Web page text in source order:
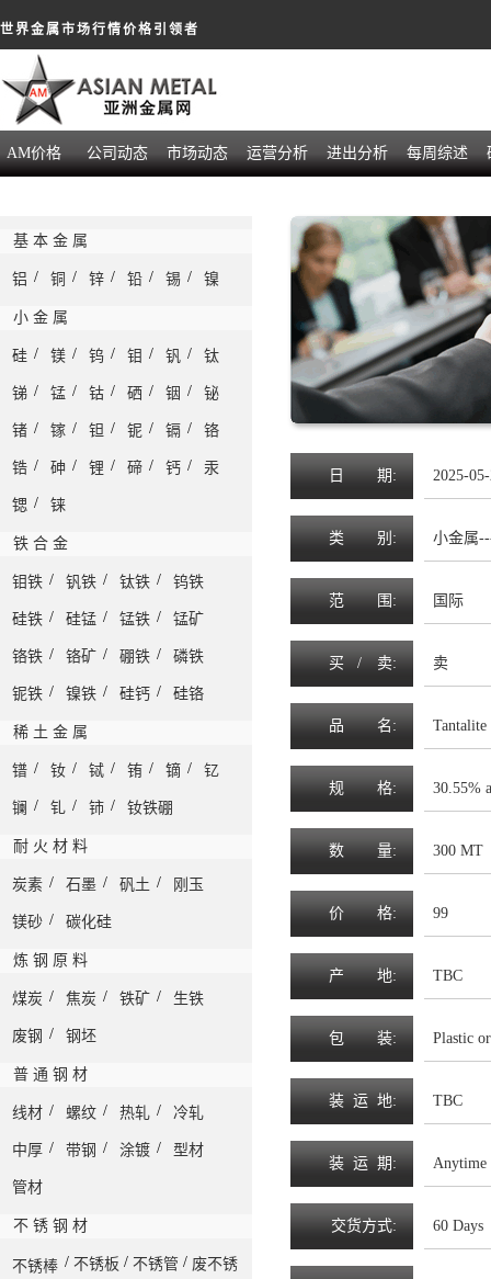
世界金属市场行情价格引领者
AM价格 公司动态 市场动态 运营分析 进出分析 每周综述
基 本 金 属
铝 / 铜 / 锌 / 铅 / 锡 / 镍
小 金 属
硅 / 镁 / 钨 / 钼 / 钒 / 钛
锑 / 锰 / 钴 / 硒 / 铟 / 铋
锗 / 镓 / 钽 / 铌 / 镉 / 铬
锆 / 砷 / 锂 / 碲 / 钙 / 汞
锶 / 铼
铁 合 金
钼铁 / 钒铁 / 钛铁 / 钨铁
硅铁 / 硅锰 / 锰铁 / 锰矿
铬铁 / 铬矿 / 硼铁 / 磷铁
铌铁 / 镍铁 / 硅钙 / 硅铬
稀 土 金 属
镨 / 钕 / 铽 / 铕 / 镝 / 钇
镧 / 钆 / 铈 / 钕铁硼
耐 火 材 料
炭素 / 石墨 / 矾土 / 刚玉
镁砂 / 碳化硅
炼 钢 原 料
煤炭 / 焦炭 / 铁矿 / 生铁
废钢 / 钢坯
普 通 钢 材
线材 / 螺纹 / 热轧 / 冷轧
中厚 / 带钢 / 涂镀 / 型材
管材
不 锈 钢 材
不锈棒 / 不锈板 / 不锈管 / 废不锈
日 期: 2025-
类 别: 小金属
范 围 : 国际
买 / 卖: 卖
品 名 : Tantalite
规 格: 30.55%
数 量: 300 MT
价 格: 99
产 地: TBC
包 装: Plastic
装 运 地: TBC
装 运 期 : Anytime
交货方式: 60 Days